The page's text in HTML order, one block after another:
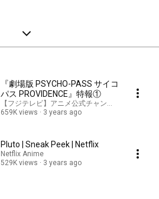
『劇場版 PSYCHO-PASS サイコ
パス PROVIDENCE』特報①
【フジテレビ】アニメ公式チャンネル
659K views
3 years ago
Pluto | Sneak Peek | Netflix
Netflix Anime
529K views
3 years ago